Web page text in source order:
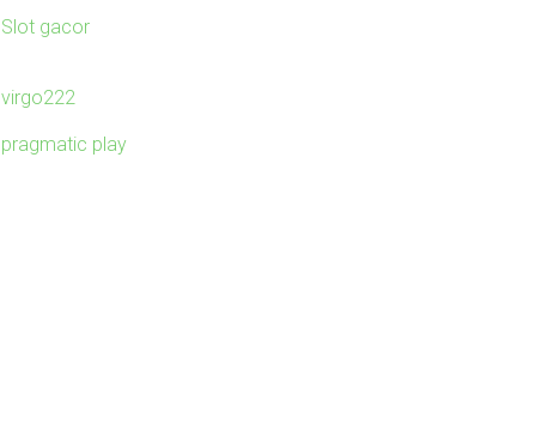
Slot gacor
virgo222
pragmatic play